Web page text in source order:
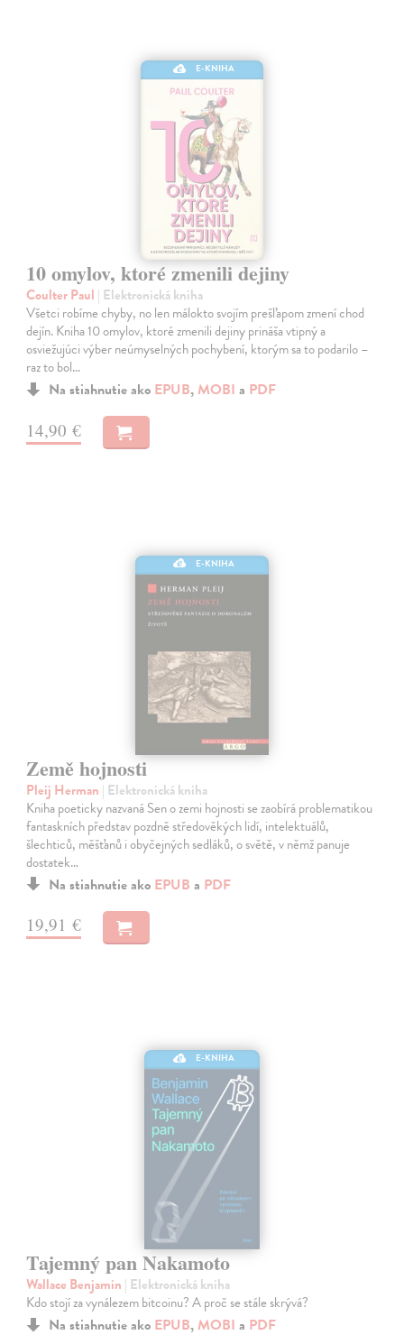
E-KNIHA
10 omylov, ktoré zmenili dejiny
Coulter Paul | Elektronická kniha
Všetci robíme chyby, no len málokto svojím prešľapom zmení chod
dejín. Kniha 10 omylov, ktoré zmenili dejiny prináša vtipný a
osviežujúci výber neúmyselných pochybení, ktorým sa to podarilo –
raz to bol…
Na stiahnutie ako EPUB, MOBI a PDF
14,90 €
E-KNIHA
Země hojnosti
Pleij Herman | Elektronická kniha
Kniha poeticky nazvaná Sen o zemi hojnosti se zaobírá problematikou
fantaskních představ pozdně středověkých lidí, intelektuálů,
šlechticů, měšťanů i obyčejných sedláků, o světě, v němž panuje
dostatek…
Na stiahnutie ako EPUB a PDF
19,91 €
E-KNIHA
Tajemný pan Nakamoto
Wallace Benjamin | Elektronická kniha
Kdo stojí za vynálezem bitcoinu? A proč se stále skrývá?
Na stiahnutie ako EPUB, MOBI a PDF